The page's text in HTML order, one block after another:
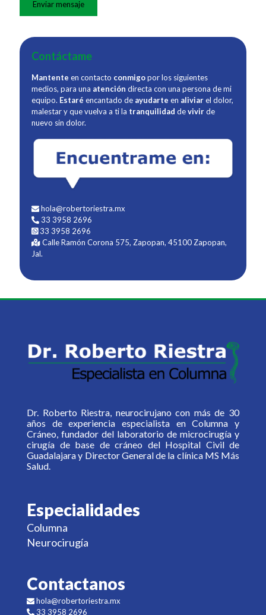
Contáctame
Mantente en contacto conmigopor los siguientes
medios, para una atención directa con una persona de mi
equipo. Estaré encantado de ayudarte en aliviarel dolor,
malestar y que vuelva a ti la tranquilidad devivirde
nuevo sin dolor.
hola@robertoriestra.mx
33 3958 2696
33 3958 2696
Calle Ramón Corona 575, Zapopan, 45100 Zapopan,
Jal.
Dr. Roberto Riestra, neurocirujano con más de 30
años de experiencia especialista en Columna y
Cráneo, fundador del laboratorio de microcirugía y
cirugía de base de cráneo del Hospital Civil de
Guadalajara y Director General de la clínica MS Más
Salud.
Especialidades
Columna
Neurocirugía
Contactanos
hola@robertoriestra.mx
33 3958 2696